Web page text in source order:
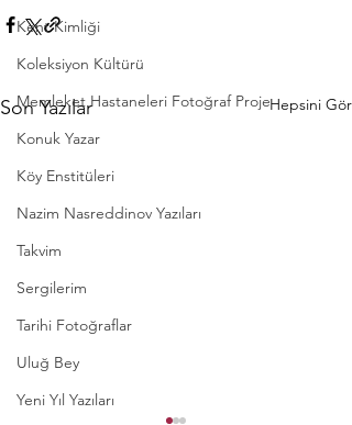
Kent Kimliği
Koleksiyon Kültürü
Memleket Hastaneleri Fotoğraf Proje
Konuk Yazar
Köy Enstitüleri
Nazim Nasreddinov Yazıları
Takvim
Sergilerim
Tarihi Fotoğraflar
Uluğ Bey
Yeni Yıl Yazıları
Son Yazılar Hepsini Gör